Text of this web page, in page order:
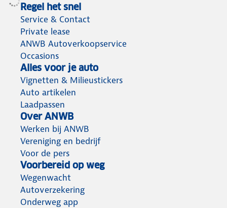
Regel het snel
Service & Contact
Private lease
ANWB Autoverkoopservice
Occasions
Alles voor je auto
Vignetten & Milieustickers
Auto artikelen
Laadpassen
Over ANWB
Werken bij ANWB
Vereniging en bedrijf
Voor de pers
Voorbereid op weg
Wegenwacht
Autoverzekering
Onderweg app